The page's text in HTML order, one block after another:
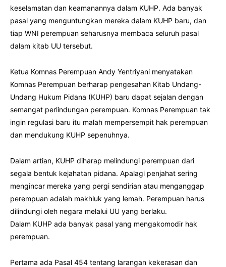
keselamatan dan keamanannya dalam KUHP. Ada banyak
pasal yang menguntungkan mereka dalam KUHP baru, dan
tiap WNI perempuan seharusnya membaca seluruh pasal
dalam kitab UU tersebut.
Ketua Komnas Perempuan Andy Yentriyani menyatakan
Komnas Perempuan berharap pengesahan Kitab Undang-
Undang Hukum Pidana (KUHP) baru dapat sejalan dengan
semangat perlindungan perempuan. Komnas Perempuan tak
ingin regulasi baru itu malah mempersempit hak perempuan
dan mendukung KUHP sepenuhnya.
Dalam artian, KUHP diharap melindungi perempuan dari
segala bentuk kejahatan pidana. Apalagi penjahat sering
mengincar mereka yang pergi sendirian atau menganggap
perempuan adalah makhluk yang lemah. Perempuan harus
dilindungi oleh negara melalui UU yang berlaku.
Dalam KUHP ada banyak pasal yang mengakomodir hak
perempuan.
Pertama ada Pasal 454 tentang larangan kekerasan dan